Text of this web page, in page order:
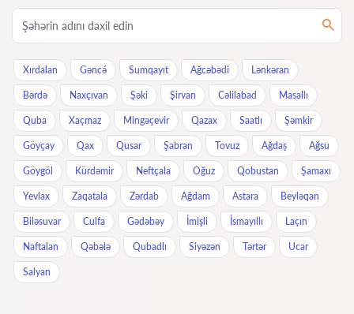
Xırdalan Gəncə́ Sumqayıt Ağcəbədi Lənkəran
Bərdə Naxçıvan Şəki Şirvan Cəlilabad Masallı
Quba Xaçmaz Mingəçevir Qazax Saatlı Şəmkir
Göyçay Qax Qusar Şabran Tovuz Ağdaş Ağsu
Göygöl Kürdəmir Neftçala Oğuz Qobustan Şamaxı
Yevlax Zaqatala Zərdab Ağdam Astara Beyləqan
Biləsuvar Culfa Gədəbəy İmişli İsmayıllı Laçın
Naftalan Qəbələ Qubadlı Siyəzən Tərtər Ucar
Salyan